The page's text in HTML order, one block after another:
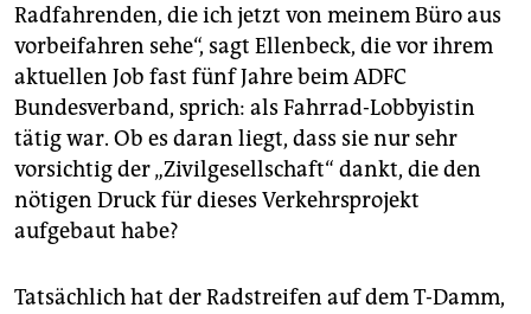
Radfahrenden, die ich jetzt von meinem Büro aus
vorbeifahren sehe“, sagt Ellenbeck, die vor ihrem
aktuellen Job fast fünf Jahre beim ADFC
Bundesverband, sprich: als Fahrrad-Lobbyistin
tätig war. Ob es daran liegt, dass sie nur sehr
vorsichtig der „Zivilgesellschaft“ dankt, die den
nötigen Druck für dieses Verkehrsprojekt
aufgebaut habe?
Tatsächlich hat der Radstreifen auf dem T-Damm,